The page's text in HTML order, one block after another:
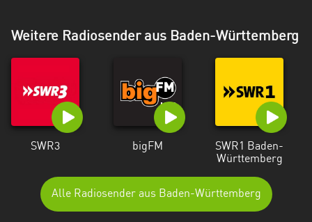
Weitere Radiosender aus Baden-Württemberg
SWR3 bigFM
SWR1 Baden-
Württemberg
Alle Radiosender aus Baden-Württemberg